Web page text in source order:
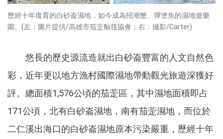
歷經十年復育的白砂崙濕地，如今成為招潮蟹、彈塗魚的濕地遊樂
園。(左：圖片提供/高雄市茄萣舢筏協會；右：攝影/Carter)
悠長的歷史源流造就出白砂崙豐富的人文自然色
彩，近年更以地方漁村國際濕地帶動觀光旅遊深獲好
評。總面積1,576公頃的茄萣區，其中濕地面積即占
171公頃，北有白砂崙濕地，南有茄萣濕地，而位於
二仁溪出海口的白砂崙濕地原本污染嚴重，歷經十年